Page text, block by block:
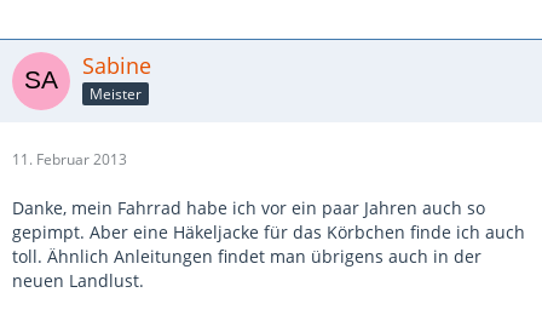
Sabine
Meister
11. Februar 2013
Danke, mein Fahrrad habe ich vor ein paar Jahren auch so
gepimpt. Aber eine Häkeljacke für das Körbchen finde ich auch
toll. Ähnlich Anleitungen findet man übrigens auch in der
neuen Landlust.